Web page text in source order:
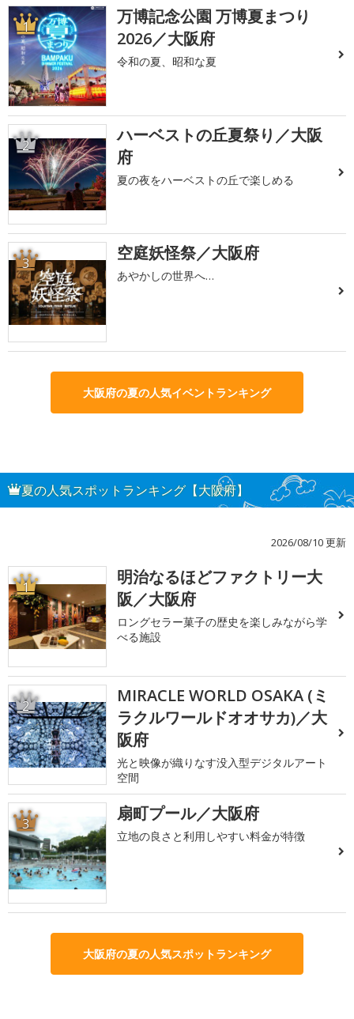
1
万博記念公園 万博夏まつり
2026／大阪府
令和の夏、昭和な夏
2
ハーベストの丘夏祭り／大阪
府
夏の夜をハーベストの丘で楽しめる
3 空庭妖怪祭／大阪府
あやかしの世界へ…
大阪府の夏の人気イベントランキング
夏の人気スポットランキング【大阪府】
2026/08/10 更新
1
明治なるほどファクトリー大
阪／大阪府
ロングセラー菓子の歴史を楽しみながら学
べる施設
2
MIRACLE WORLD OSAKA (ミ
ラクルワールドオオサカ)／大
阪府
光と映像が織りなす没入型デジタルアート
空間
3 扇町プール／大阪府
立地の良さと利用しやすい料金が特徴
大阪府の夏の人気スポットランキング